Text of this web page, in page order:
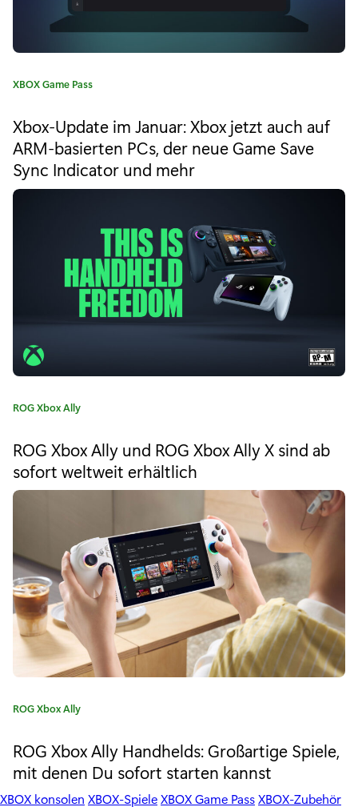
t
i
e
r
f
ü
r
X
S
e
i
e
s
“
e
f
e
K
e
g
o
XBOX Game Pass
Xbox-Update im Januar: Xbox jetzt auch auf
ARM-basierten PCs, der neue Game Save
Sync Indicator und mehr
K
e
g
o
:
ROG Xbox Ally
ROG Xbox Ally und ROG Xbox Ally X sind ab
sofort weltweit erhältlich
K
e
g
o
ROG Xbox Ally
ROG Xbox Ally Handhelds: Großartige Spiele,
mit denen Du sofort starten kannst
XBOX konsolen XBOX-SpieleXBOX Game PassXBOX-Zubehör